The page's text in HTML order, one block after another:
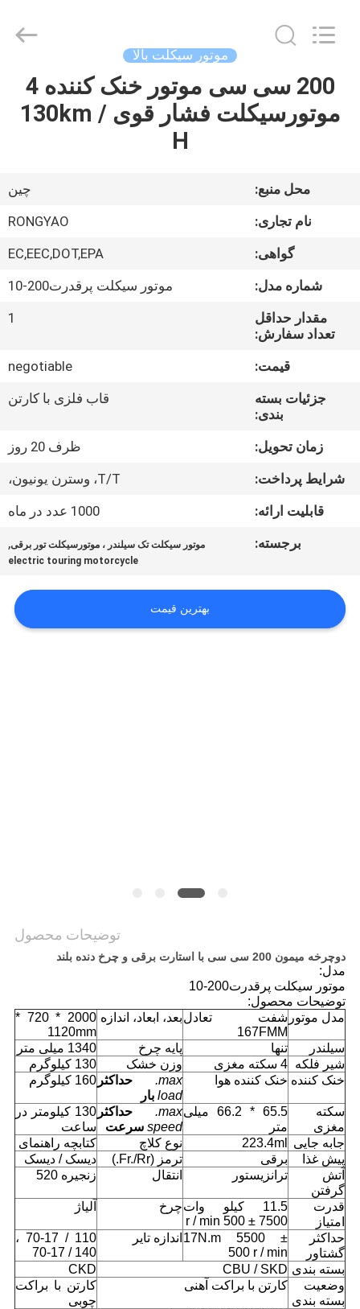
خانه
درباره
کارخانه
کنترل
تماس
بگیرید
درخواست
نقل
قول
Vehicle
Co.,Ltd.
موتور سیکلت بالا
200 سی سی موتور خنک کننده 4
موتورسیکلت فشار قوی 130km /
H
محل منبع:
چين
نام تجاری:
RONGYAO
گواهی:
EC,EEC,DOT,EPA
شماره مدل:
موتور سیکلت پرقدرت200-10
مقدار حداقل
تعداد سفارش:
1
قیمت:
negotiable
جزئیات بسته
بندی:
قاب فلزی با کارتن
زمان تحویل:
ظرف 20 روز
شرایط پرداخت:
T/T، وسترن یونیون،
قابلیت ارائه:
1000 عدد در ماه
برجسته:
موتور سیکلت تک سیلندر ، موتورسیکلت تور برقی,
electric touring motorcycle
بهترین قیمت
توضیحات محصول
دوچرخه میمون 200 سی سی با استارت برقی و چرخ دنده بلند
مدل:
موتور سیکلت پرقدرت200-10
توضیحات محصول:
مدل موتور شفت تعادل
167FMM
بعد، ابعاد، اندازه
2000 * 720 *
1120mm
سیلندر
تنها پایه چرخ
1340 میلی متر
شیر فلکه 4 سکته مغزی وزن خشک
130 کیلوگرم
خنک کننده خنک کننده هوا max.
حداکثر
load بار
160 کیلوگرم
سکته
مغزی
65.5 * 66.2 میلی
متر
max.
حداکثر
speed سرعت
130 کیلومتر در
ساعت
جابه جایی
223.4ml نوع کلاچ
کتابچه راهنمای
پيش غذا
برقی ترمز (Fr./Rr.)
دیسک / دیسک
آتش
گرفتن
ترانزیستور انتقال زنجیره 520
قدرت
امتیاز
11.5 کیلو وات
7500 ± 500 r / min
چرخ آلیاژ
حداکثر
گشتاور
17N.m 5500 ±
500 r / min
اندازه تایر
110 / 70-17 ،
140 / 70-17
بسته بندی CBU / SKD
CKD
وضعیت
بسته بندی
کارتن با براکت آهنی
کارتن با براکت
چوبی